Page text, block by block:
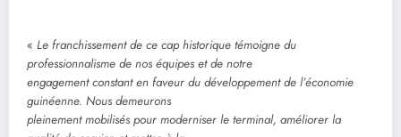
« Le franchissement de ce cap historique témoigne du
professionnalisme de nos équipes et de notre
engagement constant en faveur du développement de l’économie
guinéenne. Nous demeurons
pleinement mobilisés pour moderniser le terminal, améliorer la